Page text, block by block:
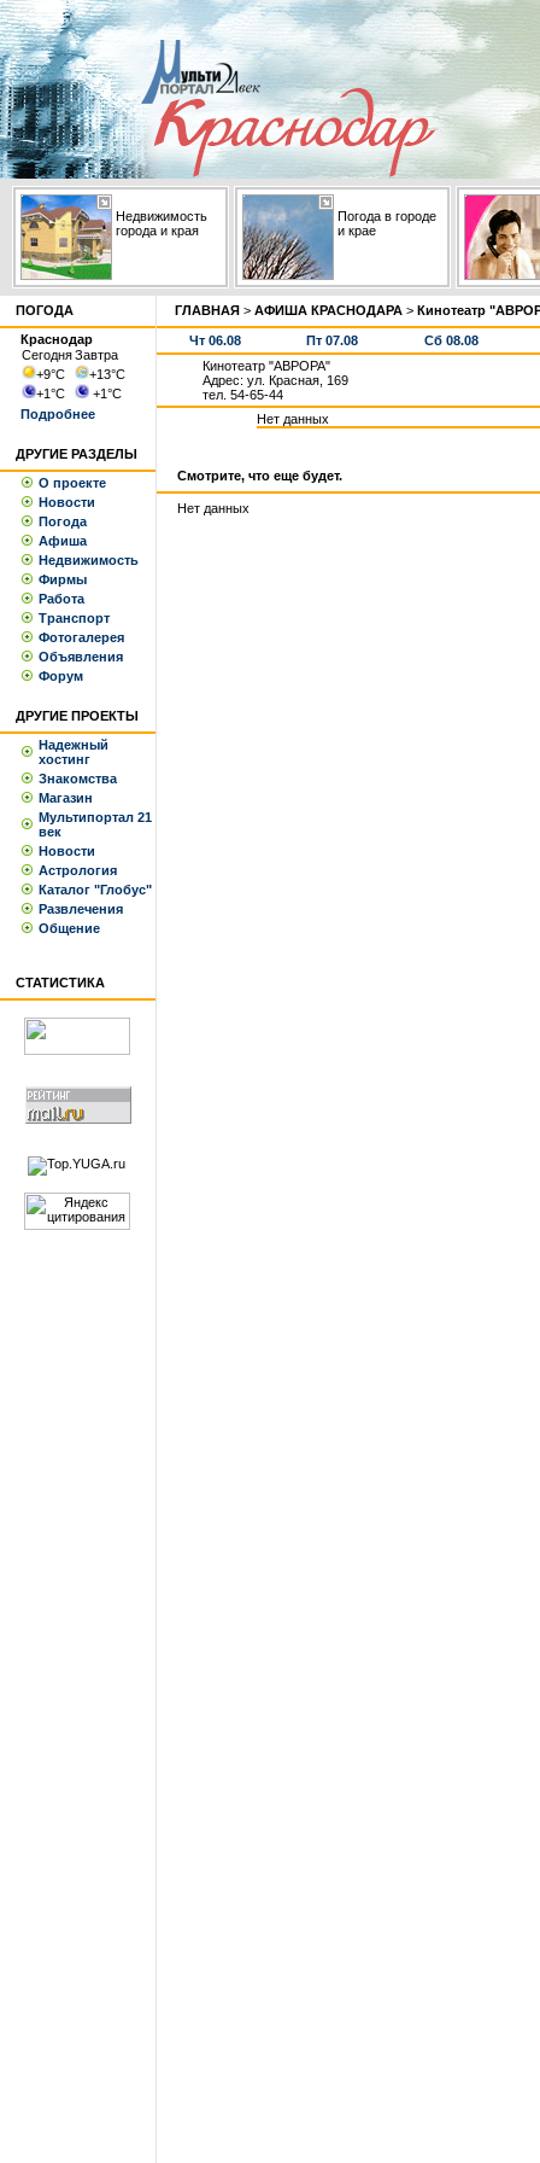
Недвижимость
города и края
Погода в городе
и крае
ПОГОДА
Краснодар
СегодняЗавтра
+9°С +13°С
+1°С +1°С
Подробнее
ДРУГИЕ РАЗДЕЛЫ
О проекте
Новости
Погода
Афиша
Недвижимость
Фирмы
Работа
Транспорт
Фотогалерея
Объявления
Форум
ДРУГИЕ ПРОЕКТЫ
Надежный
хостинг
Знакомства
Магазин
Мультипортал 21
век
Новости
Астрология
Каталог "Глобус"
Развлечения
Общение
СТАТИСТИКА
ГЛАВНАЯ > АФИША КРАСНОДАРА > Кинотеатр
Чт 06.08 Пт 07.08
Сб 08.08
Кинотеатр "АВРОРА"
Адрес: ул. Красная, 169
тел. 54-65-44
Нет данных
Смотрите, что еще будет.
Нет данных